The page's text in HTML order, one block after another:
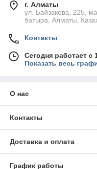
г. Алматы
ул. Байзакова, 225,
батыра, Алматы,
Контакты
Сегодня работает с
Показать весь
О нас
Контакты
Доставка и оплата
График работы